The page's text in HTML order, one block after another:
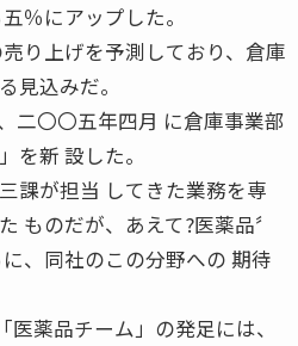
％にアップした。
り上げを予測しており、倉庫
見込みだ。
二〇〇五年四月 に倉庫事業部
を新 設した。
課が担当 してきた業務を専
ものだが、あえて?医薬品〞
、同社のこの分野への 期待
薬品チーム」の発足には、